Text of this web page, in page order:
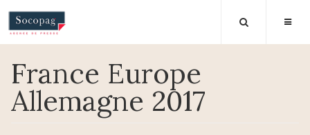
France Europe
Allemagne 2017